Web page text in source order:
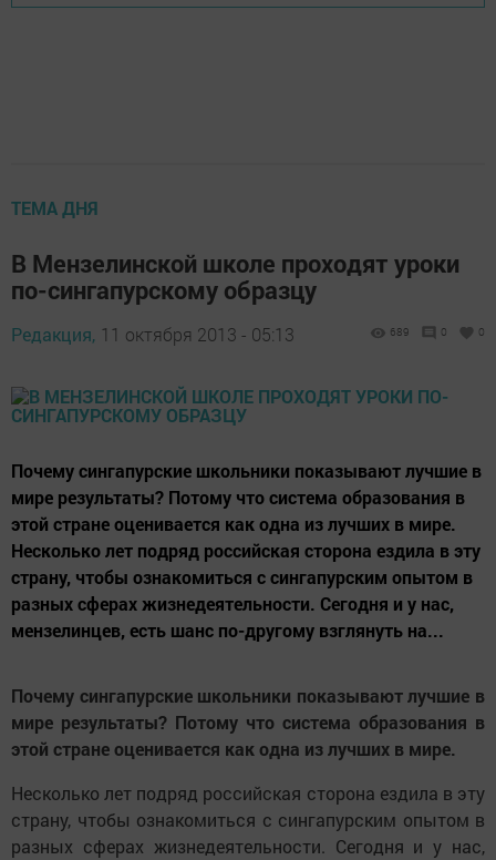
ТЕМА ДНЯ
В Мензелинской школе проходят уроки
по-сингапурскому образцу
Редакция, 11 октября 2013 - 05:13 689 0 0
Почему сингапурские школьники показывают лучшие в
мире результаты? Потому что система образования в
этой стране оценивается как одна из лучших в мире.
Несколько лет подряд российская сторона ездила в эту
страну, чтобы ознакомиться с сингапурским опытом в
разных сферах жизнедеятельности. Сегодня и у нас,
мензелинцев, есть шанс по-другому взглянуть на...
Почему сингапурские школьники показывают лучшие в
мире результаты? Потому что система образования в
этой стране оценивается как одна из лучших в мире.
Несколько лет подряд российская сторона ездила в эту
страну, чтобы ознакомиться с сингапурским опытом в
разных сферах жизнедеятельности. Сегодня и у нас,